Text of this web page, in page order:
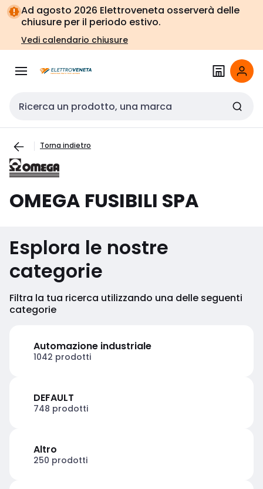
Vai alla
navigazione
Vai
alla
pagina
Ad agosto 2026 Elettroveneta osserverà delle
chiusure per il periodo estivo.
Vedi calendario chiusure
Cerca input
Torna indietro
OMEGA FUSIBILI SPA
Esplora le nostre
categorie
Filtra la tua ricerca utilizzando una delle seguenti
categorie
Automazione industriale
1042 prodotti
DEFAULT
748 prodotti
Altro
250 prodotti